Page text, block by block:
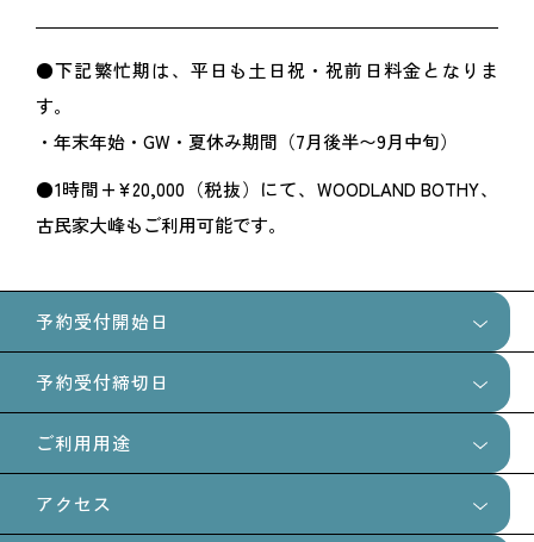
●下記繁忙期は、平日も土日祝・祝前日料金となりま
す。
・年末年始・GW・夏休み期間（7月後半〜9月中旬）
●1時間+¥20,000（税抜）にて、WOODLAND BOTHY、
古民家大峰もご利用可能です。
予約受付開始日
予約受付締切日
ご利用用途
スチール ムービー ロケ
アクセス